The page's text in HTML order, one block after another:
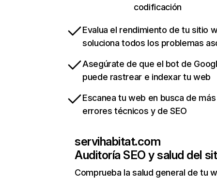
codificación
Evalua el rendimiento de tu sitio
soluciona todos los problemas
Asegúrate de que el bot de
puede rastrear e indexar tu web
Escanea tu web en busca de
errores técnicos y de SEO
servihabitat.com
Auditoría SEO y salud del
Comprueba la salud general de tu